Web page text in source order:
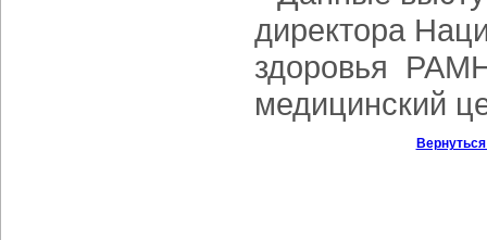
директора
здоровья
медицинский